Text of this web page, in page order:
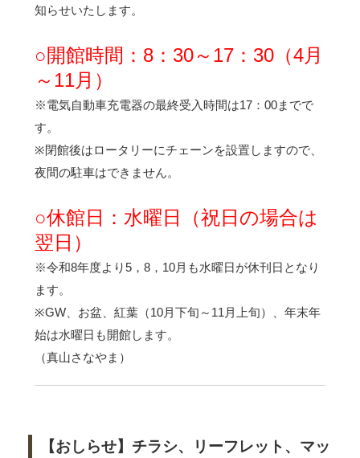
知らせいたします。
○開館時間：8：30～17：30（4月
～11月）
※電気自動車充電器の最終受入時間は17：00までで
す。
※閉館後はロータリーにチェーンを設置しますので、
夜間の駐車はできません。
○休館日：水曜日（祝日の場合は
翌日）
※令和8年度より5，8，10月も水曜日が休刊日となり
ます。
※GW、お盆、紅葉（10月下旬～11月上旬）、年末年
始は水曜日も開館します。
（真山さなやま）
【おしらせ】チラシ、リーフレット、マッ